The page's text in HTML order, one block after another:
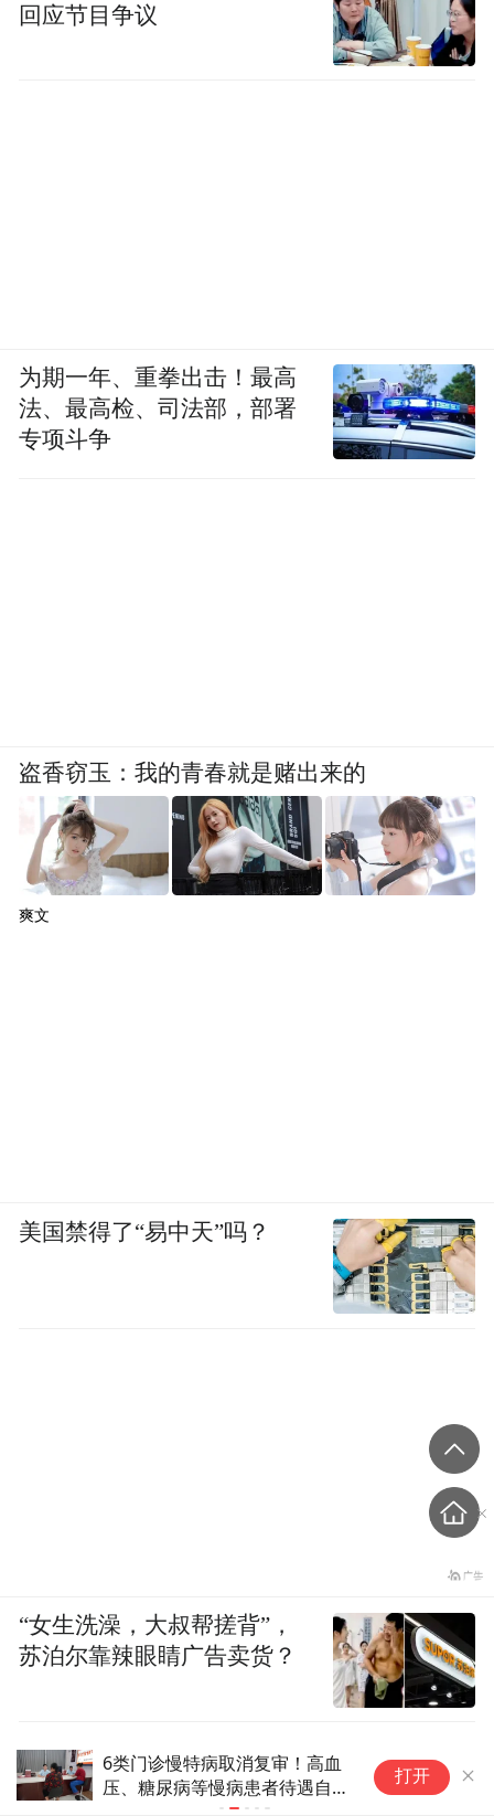
本周六起北京将新增8家医保定点医药机
构
打开
回应节目争议
为期一年、重拳出击！最高
法、最高检、司法部，部署
专项斗争
盗香窃玉：我的青春就是赌出来的
爽文
美国禁得了“易中天”吗？
“女生洗澡，大叔帮搓背”，
苏泊尔靠辣眼睛广告卖货？